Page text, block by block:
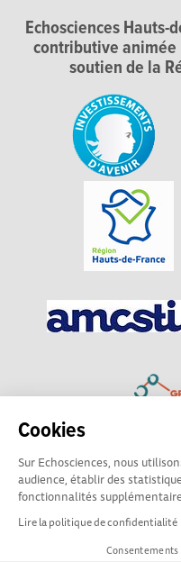
Cookies
Sur Echosciences, nous
audience, établir des
fonctionnalités
Lire la politique de confidentialité
Echosciences Hauts-
contributive animée
soutien de la
Explorer, s’exprimer,
Hauts-de-France est le
sciences et de
Mentions légales|